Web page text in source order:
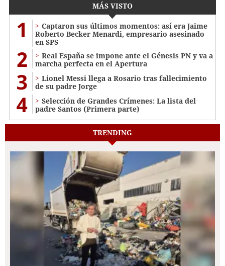
MÁS VISTO
1
Captaron sus últimos momentos: así era Jaime
Roberto Becker Menardi​​​, empresario asesinado
en SPS
2
Real España se impone ante el Génesis PN y va a
marcha perfecta en el Apertura
3
Lionel Messi llega a Rosario tras fallecimiento
de su padre Jorge
4
Selección de Grandes Crímenes: La lista del
padre Santos (Primera parte)
TRENDING